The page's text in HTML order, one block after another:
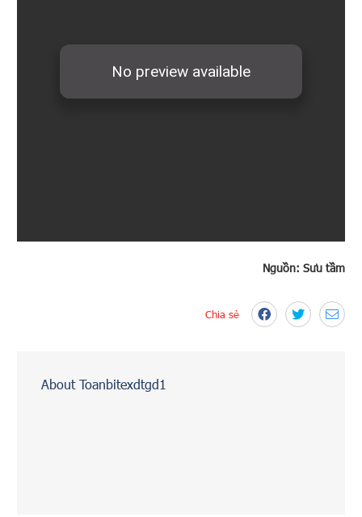
Nguồn: Sưu tầm
Chia sẻ
About Toanbitexdtgd1